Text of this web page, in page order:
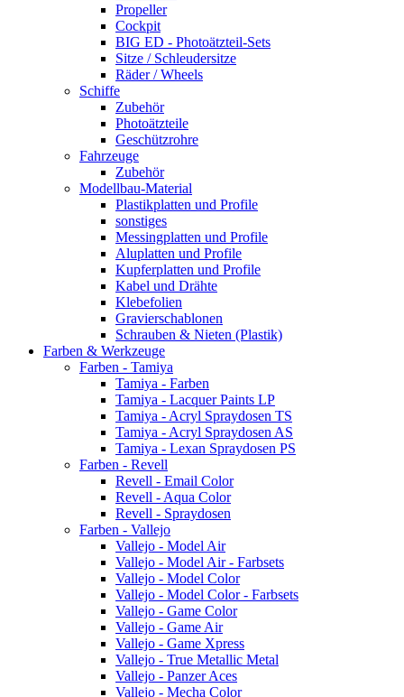
Propeller
Cockpit
BIG ED - Photoätzteil-Sets
Sitze / Schleudersitze
Räder / Wheels
Schiffe
Zubehör
Photoätzteile
Geschützrohre
Fahrzeuge
Zubehör
Modellbau-Material
Plastikplatten und Profile
sonstiges
Messingplatten und Profile
Aluplatten und Profile
Kupferplatten und Profile
Kabel und Drähte
Klebefolien
Gravierschablonen
Schrauben & Nieten (Plastik)
Farben & Werkzeuge
Farben - Tamiya
Tamiya - Farben
Tamiya - Lacquer Paints LP
Tamiya - Acryl Spraydosen TS
Tamiya - Acryl Spraydosen AS
Tamiya - Lexan Spraydosen PS
Farben - Revell
Revell - Email Color
Revell - Aqua Color
Revell - Spraydosen
Farben - Vallejo
Vallejo - Model Air
Vallejo - Model Air - Farbsets
Vallejo - Model Color
Vallejo - Model Color - Farbsets
Vallejo - Game Color
Vallejo - Game Air
Vallejo - Game Xpress
Vallejo - True Metallic Metal
Vallejo - Panzer Aces
Vallejo - Mecha Color